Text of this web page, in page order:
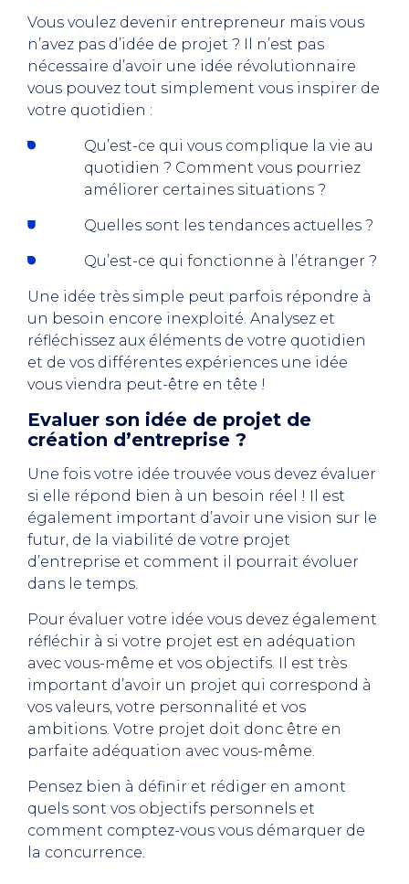
Vous voulez devenir entrepreneur mais vous
n’avez pas d’idée de projet ? Il n’est pas
nécessaire d’avoir une idée révolutionnaire
vous pouvez tout simplement vous inspirer de
votre quotidien :
Qu’est-ce qui vous complique la vie au
quotidien ? Comment vous pourriez
améliorer certaines situations ?
Quelles sont les tendances actuelles ?
Qu’est-ce qui fonctionne à l’étranger ?
Une idée très simple peut parfois répondre à
un besoin encore inexploité. Analysez et
réfléchissez aux éléments de votre quotidien
et de vos différentes expériences une idée
vous viendra peut-être en tête !
Evaluer son idée de projet de
création d’entreprise ?
Une fois votre idée trouvée vous devez évaluer
si elle répond bien à un besoin réel ! Il est
également important d’avoir une vision sur le
futur, de la viabilité de votre projet
d’entreprise et comment il pourrait évoluer
dans le temps.
Pour évaluer votre idée vous devez également
réfléchir à si votre projet est en adéquation
avec vous-même et vos objectifs. Il est très
important d’avoir un projet qui correspond à
vos valeurs, votre personnalité et vos
ambitions. Votre projet doit donc être en
parfaite adéquation avec vous-même.
Pensez bien à définir et rédiger en amont
quels sont vos objectifs personnels et
comment comptez-vous vous démarquer de
la concurrence.